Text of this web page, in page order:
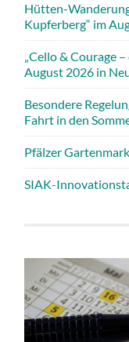
Hütten-
Kupferberg“ im
„Cello & Courage
August 2026 in
Besondere
Fahrt in den
Pfälzer
SIAK-